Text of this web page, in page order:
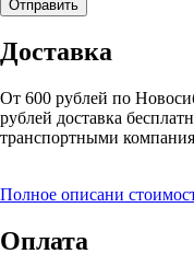
Доставка
От 600 рублей по
рублей доставка
транспортными
Полное описани
Оплата